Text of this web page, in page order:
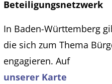
Beteiligungsnetzwerk
In Baden-Württemberg
die sich zum Thema
engagieren. Auf
unserer Karte